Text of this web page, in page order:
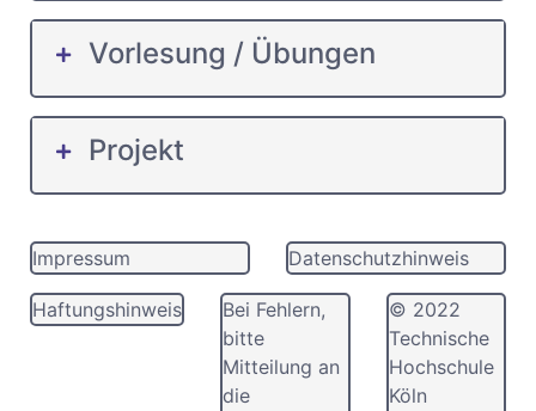
Vorlesung / Übungen
Projekt
Impressum Datenschutzhinweis
Haftungshinweis
Bei Fehlern,
bitte
Mitteilung an
die
© 2022
Technische
Hochschule
Köln